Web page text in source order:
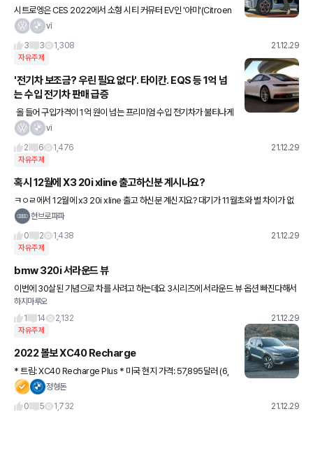
시트로엥은 CES 2022에서 소형 시티 커뮤터 EV인 '아미'(Citroen
Ami)를 전시한다. 2020년, 브랜드의 완전 전동화 흐름에 따라 새로
vi
3
3 1,308 21.12.29
자유주제
'전기차 보조금? 우린 필요 없다'. 타이칸. EQS 등 1억 넘
는 수입 전기차 판매 급증
올 들어 구입가격이 1억 원이 넘는 프리미엄 수입 전기차가 불티나게
팔리고 있다. 전기차에 대한 인식 전환과 신차 공급난 장기화로 엔진
vi
2
6 1,476 21.12.29
자유주제
혹시 12월에 X3 20i xline 출고하신분 계시나요?
ㅋㅇㄹ에서 12월에 x3 20i xline 출고 하신분 계신지요? 대기가 11월초와 별 차이가 없
현브로파파
0
2 1,438 21.12.29
자유주제
bmw 320i 서라운드 뷰
이번에 30살된 기념으로 차를 사려고 하는데요 3시리즈에 서라운드 뷰 옵션 빠진다해서
고민입니다 장롱 6년에 연수도 이번에 받았는데 겁이나서인지 서뷰 옵션 너무 아쉽네요
가격 생각하면 3시리즈가
하지마루오
1
14 2,132 21.12.29
자유주제
2022 볼보 XC40 Recharge
* 트림: XC40 Recharge Plus * 미국 현지 가격: 57,895달러 (6,
873만원) * 배터리 용량: 78kWh * 출력: 408마력 (305kw) * 토
정형돈
0
5 1,732 21.12.29